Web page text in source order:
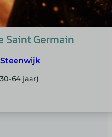
Saint Germain
Steenwijk
64 jaar)